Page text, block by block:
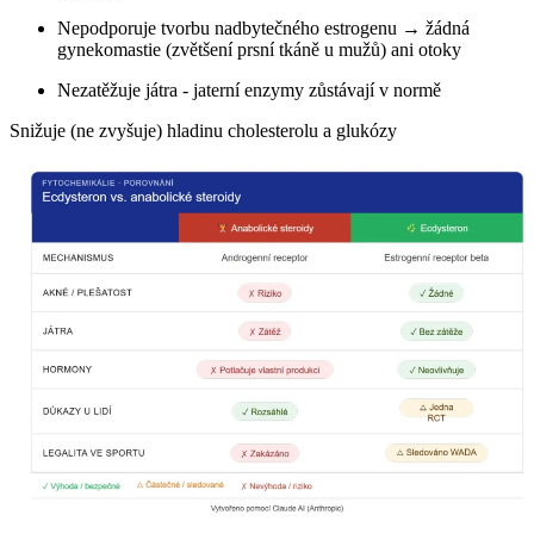
Nepodporuje tvorbu nadbytečného estrogenu → žádná
gynekomastie (zvětšení prsní tkáně u mužů) ani otoky
Nezatěžuje játra - jaterní enzymy zůstávají v normě
Snižuje (ne zvyšuje) hladinu cholesterolu a glukózy